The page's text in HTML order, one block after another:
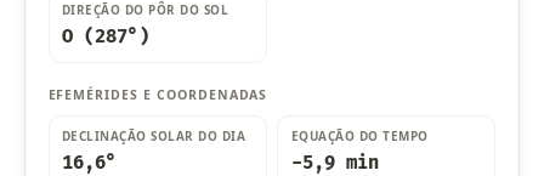
DIREÇÃO DO PÔR DO SOL
O (287°)
EFEMÉRIDES E COORDENADAS
DECLINAÇÃO SOLAR DO DIA
16,6°
EQUAÇÃO DO TEMPO
-5,9 min